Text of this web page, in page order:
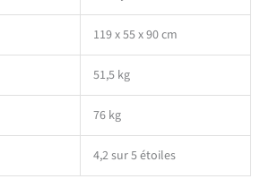
119 x 55 x 90 cm
51,5 kg
76 kg
4,2 sur 5 étoiles